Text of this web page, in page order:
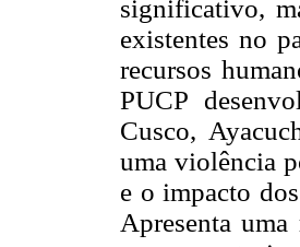
significativo,
existentes no
recursos
PUCP
Cusco,
uma violência
e o impacto
Apresenta